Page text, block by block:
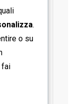
.
o su
fai